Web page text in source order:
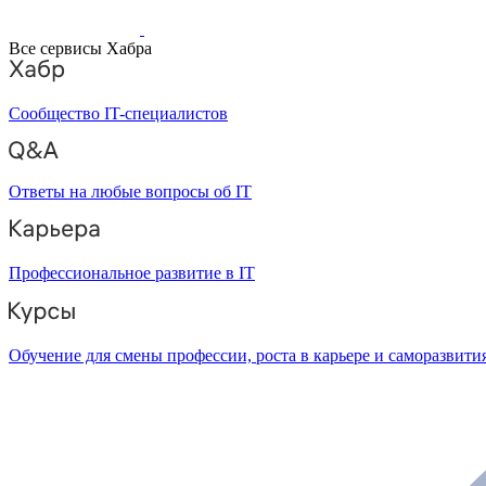
Все сервисы Хабра
Сообщество IT-специалистов
Ответы на любые вопросы об IT
Профессиональное развитие в IT
Обучение для смены профессии, роста в карьере и